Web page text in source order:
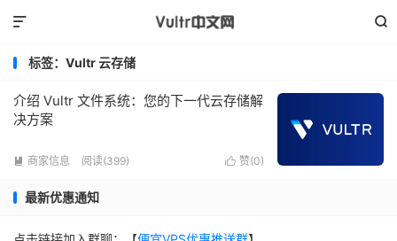


标签：Vultr 云存储
介绍 Vultr 文件系统：您的下一代云存储解
决方案
 商家信息 阅读(399)  赞(0)
最新优惠通知